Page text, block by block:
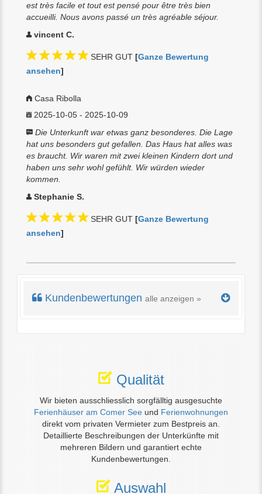
est très facile et tout est pensé pour être très bien
accueilli. Nous avons passé un très agréable séjour.
vincent C.
SEHR GUT [Ganze Bewertung
ansehen]
Casa Ribolla
2025-10-05 - 2025-10-09
Die Unterkunft war etwas ganz besonderes. Die Lage
hat uns besonders gut gefallen. Das Haus hat alles was
es braucht. Wir waren mit zwei kleinen Kindern dort und
haben uns sehr wohl gefühlt. Wir würden wieder
kommen.
Stephanie S.
SEHR GUT [Ganze Bewertung
ansehen]
Kundenbewertungen alle anzeigen »
Qualität
Wir bieten ausschliesslich sorgfälltig ausgesuchte
Ferienhäuser am Comer See und Ferienwohnungen
direkt vom privaten Vermieter zum Bestpreis an.
Detaillierte Beschreibungen der Unterkünfte mit
mehreren Bildern und garantiert echte
Kundenbewertungen.
Auswahl